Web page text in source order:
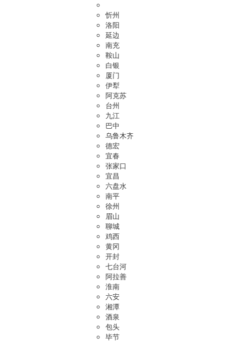
忻州
洛阳
延边
南充
鞍山
白银
厦门
伊犁
阿克苏
台州
九江
巴中
乌鲁木齐
德宏
宜春
张家口
宜昌
六盘水
南平
徐州
眉山
聊城
鸡西
黄冈
开封
七台河
阿拉善
淮南
六安
湘潭
酒泉
包头
毕节